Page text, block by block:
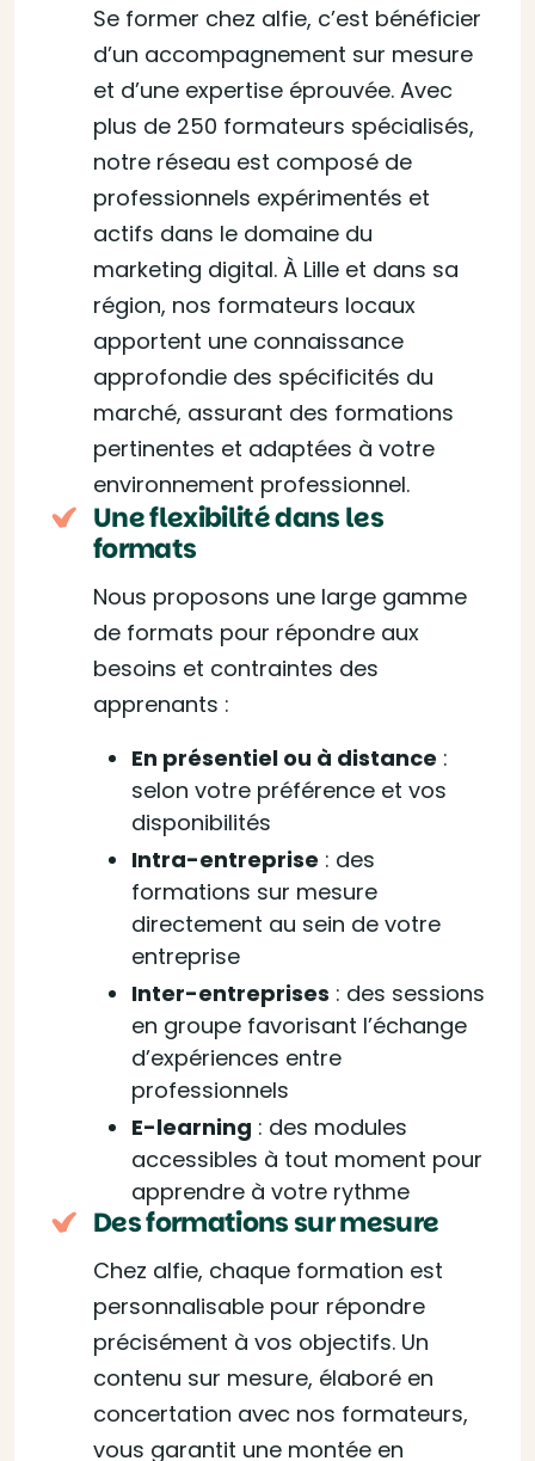
Se former chez alfie, c’est bénéficier
d’un accompagnement sur mesure
et d’une expertise éprouvée. Avec
plus de 250 formateurs spécialisés,
notre réseau est composé de
professionnels expérimentés et
actifs dans le domaine du
marketing digital. À Lille et dans sa
région, nos formateurs locaux
apportent une connaissance
approfondie des spécificités du
marché, assurant des formations
pertinentes et adaptées à votre
environnement professionnel.
Une flexibilité dans les
formats
Nous proposons une large gamme
de formats pour répondre aux
besoins et contraintes des
apprenants :
En présentiel ou à distance :
selon votre préférence et vos
disponibilités
Intra-entreprise : des
formations sur mesure
directement au sein de votre
entreprise
Inter-entreprises : des sessions
en groupe favorisant l’échange
d’expériences entre
professionnels
E-learning : des modules
accessibles à tout moment pour
apprendre à votre rythme
Des formations sur mesure
Chez alfie, chaque formation est
personnalisable pour répondre
précisément à vos objectifs. Un
contenu sur mesure, élaboré en
concertation avec nos formateurs,
vous garantit une montée en